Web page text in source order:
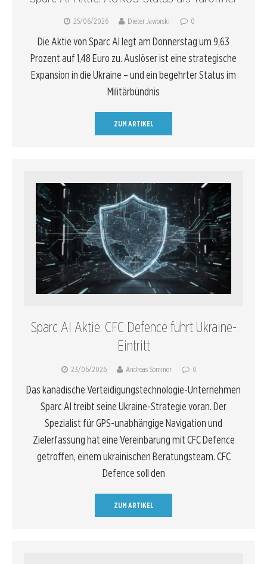
25/06/2026 Dieter Jaworski 0
Die Aktie von Sparc AI legt am Donnerstag um 9,63
Prozent auf 1,48 Euro zu. Auslöser ist eine strategische
Expansion in die Ukraine – und ein begehrter Status im
Militärbündnis
ZUM ARTIKEL
Sparc AI Aktie: CFC Defence führt Ukraine-
Eintritt
23/06/2026 Andreas Sommer 0
Das kanadische Verteidigungstechnologie-Unternehmen
Sparc AI treibt seine Ukraine-Strategie voran. Der
Spezialist für GPS-unabhängige Navigation und
Zielerfassung hat eine Vereinbarung mit CFC Defence
getroffen, einem ukrainischen Beratungsteam. CFC
Defence soll den
ZUM ARTIKEL